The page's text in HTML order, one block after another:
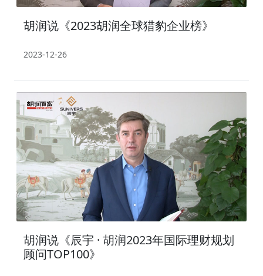
胡润说《2023胡润全球猎豹企业榜》
2023-12-26
胡润说《辰宇 · 胡润2023年国际理财规划
顾问TOP100》